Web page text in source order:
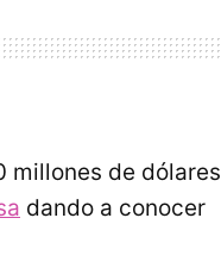
millones de dólares
dando a conocer